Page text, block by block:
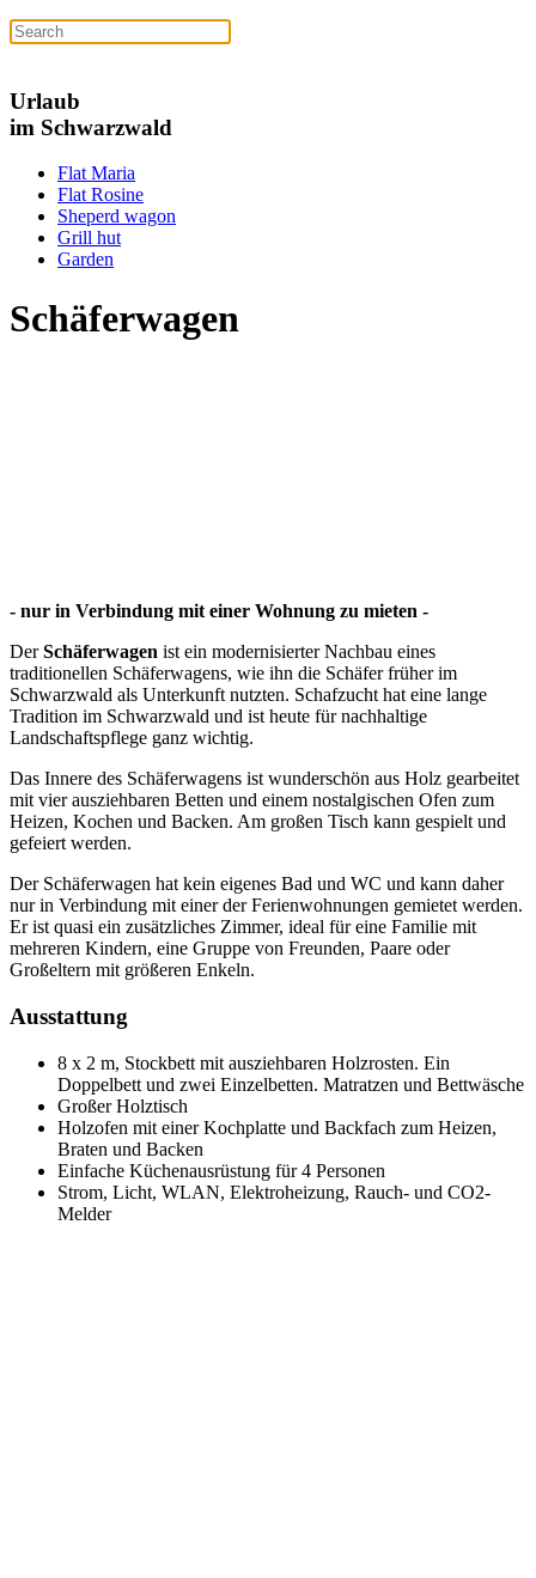
Urlaub
im Schwarzwald
Flat Maria
Flat Rosine
Sheperd wagon
Grill hut
Garden
Schäferwagen
- nur in Verbindung mit einer Wohnung zu mieten -
DerSchäferwagen ist ein modernisierter Nachbau eines
traditionellen Schäferwagens, wie ihn die Schäfer früher im
Schwarzwald als Unterkunft nutzten. Schafzucht hat eine lange
Tradition im Schwarzwald und ist heute für nachhaltige
Landschaftspflege ganz wichtig.
Das Innere des Schäferwagens ist wunderschön aus Holz gearbeitet
mit vier ausziehbaren Betten und einem nostalgischen Ofen zum
Heizen, Kochen und Backen. Am großen Tisch kann gespielt und
gefeiert werden.
Der Schäferwagen hat kein eigenes Bad und WC und kann daher
nur in Verbindung mit einer der Ferienwohnungen gemietet werden.
Er ist quasi ein zusätzliches Zimmer, ideal für eine Familie mit
mehreren Kindern, eine Gruppe von Freunden, Paare oder
Großeltern mit größeren Enkeln.
Ausstattung
8 x 2 m, Stockbett mit ausziehbaren Holzrosten. Ein
Doppelbett und zwei Einzelbetten. Matratzen und Bettwäsche
Großer Holztisch
Holzofen mit einer Kochplatte und Backfach zum Heizen,
Braten und Backen
Einfache Küchenausrüstung für 4 Personen
Strom, Licht, WLAN, Elektroheizung, Rauch- und CO2-
Melder